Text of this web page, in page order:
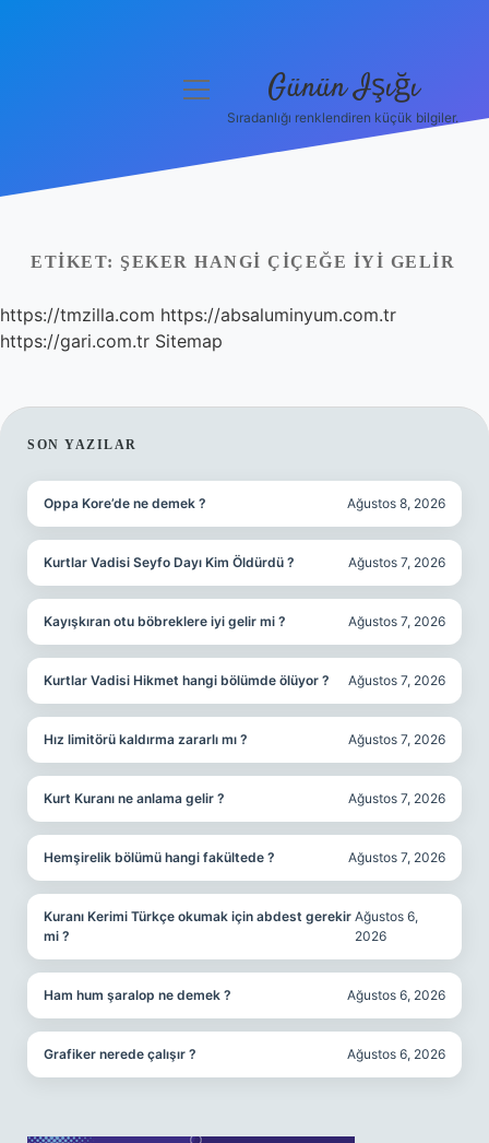
Yasal Uyarı
Hakkımızda
menüyü
Günün Işığı
Sıradanlığı renklendiren küçük bilgiler.
ETIKET: ŞEKER HANGI ÇIÇEĞE IYI GELIR
https://tmzilla.com https://absaluminyum.com.tr
https://gari.com.tr Sitemap
SIDEBAR
SON YAZILAR
Oppa Kore’de ne demek ? Ağustos 8, 2026
Kurtlar Vadisi Seyfo Dayı Kim Öldürdü ? Ağustos 7, 2026
Kayışkıran otu böbreklere iyi gelir mi ? Ağustos 7, 2026
Kurtlar Vadisi Hikmet hangi bölümde ölüyor ? Ağustos 7, 2026
Hız limitörü kaldırma zararlı mı ? Ağustos 7, 2026
Kurt Kuranı ne anlama gelir ? Ağustos 7, 2026
Hemşirelik bölümü hangi fakültede ? Ağustos 7, 2026
Kuranı Kerimi Türkçe okumak için abdest gerekir
mi ?
Ağustos 6,
2026
Ham hum şaralop ne demek ? Ağustos 6, 2026
Grafiker nerede çalışır ? Ağustos 6, 2026